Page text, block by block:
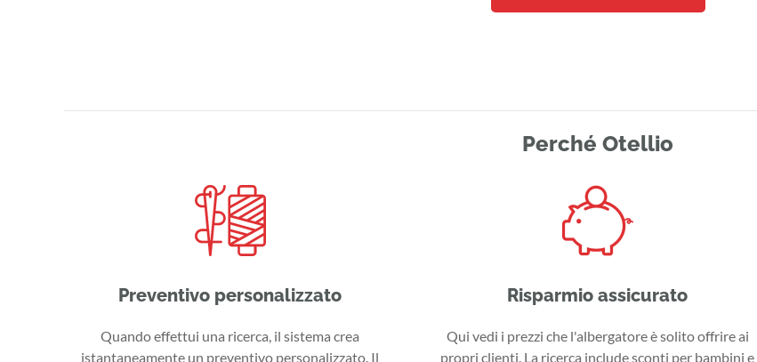
Perché Otellio
Preventivo personalizzato
Quando effettui una ricerca, il sistema crea
istantaneamente un preventivo personalizzato. Il
Risparmio assicurato
Qui vedi i prezzi che l'albergatore è solito offrire ai
propri clienti. La ricerca include sconti per bambini e